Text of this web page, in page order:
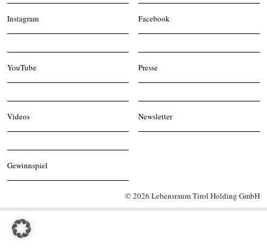
Instagram Facebook
YouTube Presse
Videos Newsletter
Gewinnspiel
© 2026 Lebensraum Tirol Holding GmbH